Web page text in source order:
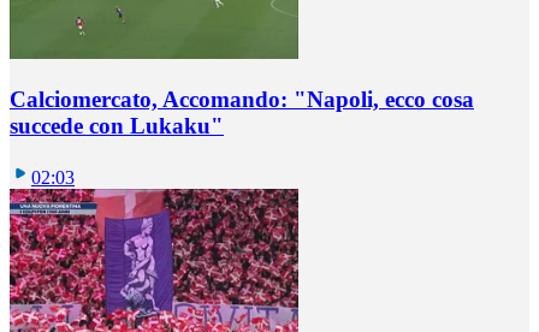
Calciomercato, Accomando: "Napoli, ecco cosa
succede con Lukaku"
02:03